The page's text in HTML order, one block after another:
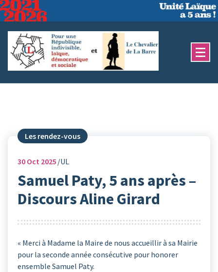
Aller
au
contenu
Les rendez-vous
30 Oct 2025 UL
Samuel Paty, 5 ans après –
Discours Aline Girard
« Merci à Madame la Maire de nous accueillir à sa Mairie
pour la seconde année consécutive pour honorer
ensemble Samuel Paty.